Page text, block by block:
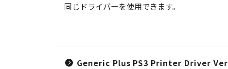
同じドライバーを使用できます。
Generic Plus PS3 Printer Driver